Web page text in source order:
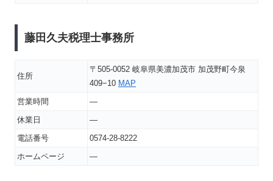
藤田久夫税理士事務所
住所
〒505-0052 岐阜県美濃加茂市 加茂野町今泉
409−10 MAP
営業時間
―
休業日
―
電話番号
0574-28-8222
ホームページ
―